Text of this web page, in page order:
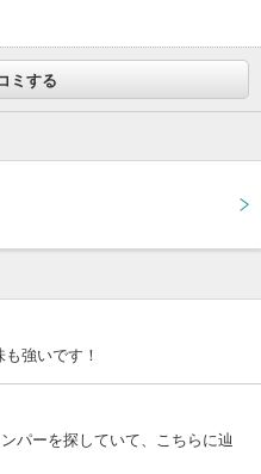
ミする
強いです！
パーを探していて、こちらに辿